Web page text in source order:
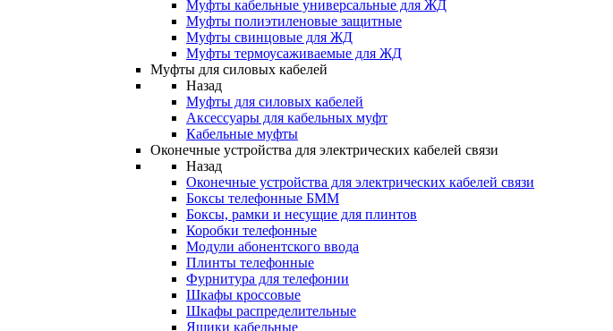
Муфты кабельные универсальные для ЖД
Муфты полиэтиленовые защитные
Муфты свинцовые для ЖД
Муфты термоусаживаемые для ЖД
Муфты для силовых кабелей
Назад
Муфты для силовых кабелей
Аксессуары для кабельных муфт
Кабельные муфты
Оконечные устройства для электрических кабелей связи
Назад
Оконечные устройства для электрических кабелей связи
Боксы телефонные БММ
Боксы, рамки и несущие для плинтов
Коробки телефонные
Модули абонентского ввода
Плинты телефонные
Фурнитура для телефонии
Шкафы кроссовые
Шкафы распределительные
Ящики кабельные